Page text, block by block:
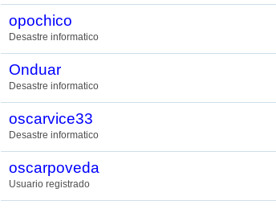
opochico
Desastre informatico
Onduar
Desastre informatico
oscarvice33
Desastre informatico
oscarpoveda
Usuario registrado